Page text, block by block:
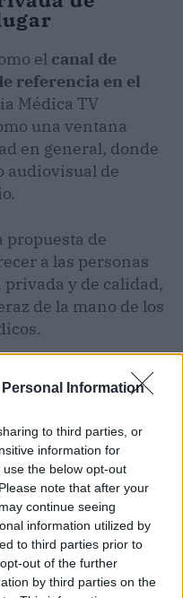
Information
to third parties, or
information for
the below opt-out
note that after your
continue seeing
information utilized by
to third parties prior to
out of the further
by third parties on the
el canal de
referencia en el
Médica TV
una ventana
en general, donde
audiovisual de
propuesta de
a las personas
y de calidad,
de la mano de los